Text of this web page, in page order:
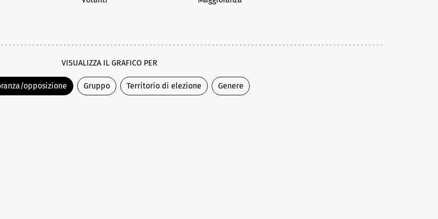
VISUALIZZA IL GRAFICO PER
opposizione Gruppo Territorio di elezione Genere